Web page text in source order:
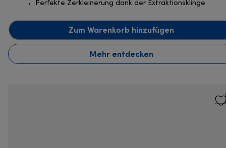
Perfekte Zerkleinerung dank der Extraktionsklinge
Zum Warenkorb hinzufügen
Mehr entdecken